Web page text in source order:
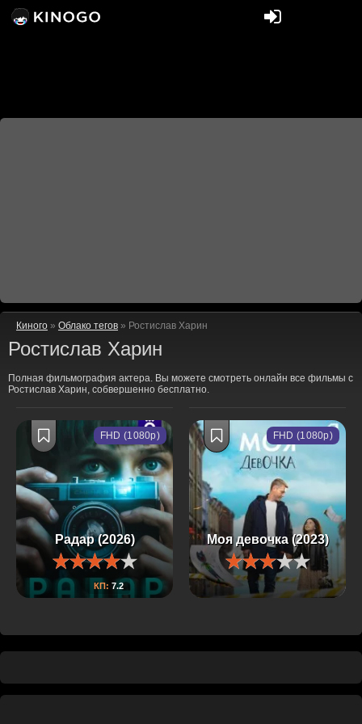
Киного » Облако тегов » Ростислав Харин
Ростислав Харин
Полная фильмография актера. Вы можете смотреть онлайн все фильмы с
Ростислав Харин, собвершенно бесплатно.
Радар (2026)
КП: 7.2
FHD (1080p)
Моя девочка (2023)
FHD (1080p)